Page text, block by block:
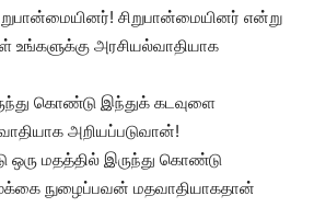
சிறுபான்மையினர் என்று
உங்களுக்கு அரசியல்வாதியாக
கொண்டு இந்துக் கடவுளை
அறியப்படுவான்!
ஒரு மதத்தில் இருந்து கொண்டு
நுழைப்பவன் மதவாதியாகதான்